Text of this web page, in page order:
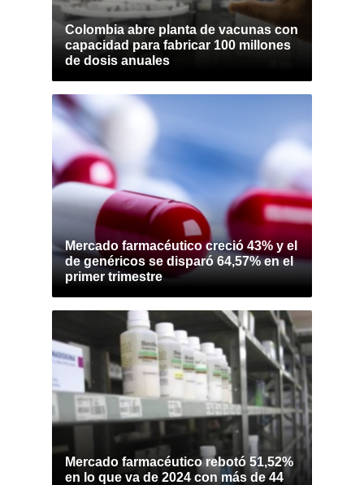
Colombia abre planta de vacunas con
capacidad para fabricar 100 millones
de dosis anuales
Mercado farmacéutico creció 43% y el
de genéricos se disparó 64,57% en el
primer trimestre
Mercado farmacéutico rebotó 51,52%
en lo que va de 2024 con más de 44